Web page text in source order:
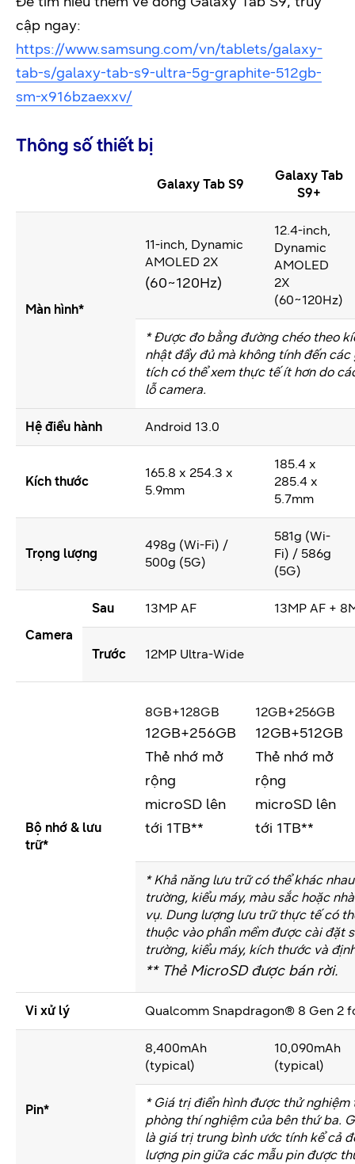
cập ngay:
https://www.samsung.com/vn/tablets/galaxy-
tab-s/galaxy-tab-s9-ultra-5g-graphite-512gb-
sm-x916bzaexxv/
Thông số thiết bị
Galaxy Tab S9
Galaxy Tab
S9+
Màn hình*
11-inch, Dynamic
AMOLED 2X
(60~120Hz)
12.4-inch,
Dynamic
AMOLED
2X
(60~120Hz)
* Được đo bằng đường chéo theo
nhật đầy đủ mà không tính đến các
tích có thể xem thực tế ít hơn do
lỗ camera.
Hệ điều hành Android 13.0
Kích thước
165.8 x 254.3 x
5.9mm
185.4 x
285.4 x
5.7mm
Trọng lượng
498g (Wi-Fi) /
500g (5G)
581g (Wi-
Fi) / 586g
(5G)
Camera
Sau 13MP AF 13MP AF +
Trước 12MP Ultra-Wide
Bộ nhớ & lưu
trữ*
8GB+128GB
12GB+256GB
Thẻ nhớ mở
rộng
microSD lên
tới 1TB**
12GB+256GB
12GB+512GB
Thẻ nhớ mở
rộng
microSD lên
tới 1TB**
* Khả năng lưu trữ có thể khác
trường, kiểu máy, màu sắc hoặc
vụ. Dung lượng lưu trữ thực tế có
thuộc vào phần mềm được cài đặt
trường, kiểu máy, kích thước và
** Thẻ MicroSD được bán rời.
Vi xử lý Qualcomm Snapdragon® 8 Gen 2
Pin*
8,400mAh
(typical)
10,090mAh
(typical)
* Giá trị điển hình được thử nghiệm
phòng thí nghiệm của bên thứ ba.
là giá trị trung bình ước tính kể cả
lượng pin giữa các mẫu pin được